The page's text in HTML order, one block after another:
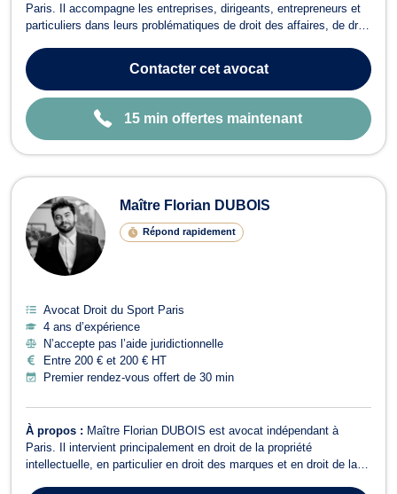
Paris. Il accompagne les entreprises, dirigeants, entrepreneurs et
particuliers dans leurs problématiques de droit des affaires, de droit
commercial. Il intervient également auprès des acteurs du secteur
sportif en ...
Contactercet avocat
15 min offertes maintenant
Maître Florian DUBOIS
Répond rapidement
Avocat Droit du Sport Paris
4 ans d’expérience
N’accepte pas l’aide juridictionnelle
Entre 200 € et 200 € HT
Premier rendez-vous offert de 30 min
À propos : Maître Florian DUBOIS est avocat indépendant à
Paris. Il intervient principalement en droit de la propriété
intellectuelle, en particulier en droit des marques et en droit de la